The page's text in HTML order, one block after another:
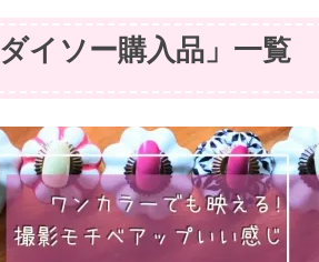
ダイソー購入品 」 一覧